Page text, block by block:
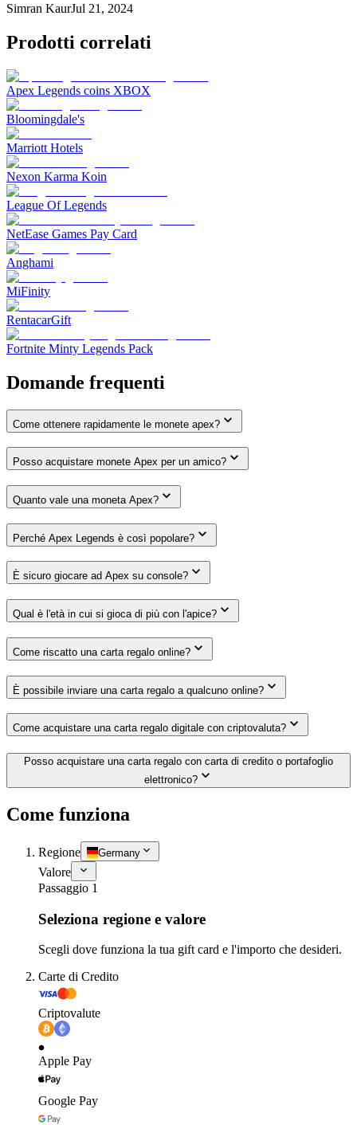
Simran KaurJul 21, 2024
Prodotti correlati
Apex Legends coins XBOX
Bloomingdale's
Marriott Hotels
Nexon Karma Koin
League Of Legends
NetEase Games Pay Card
Anghami
MiFinity
RentacarGift
Fortnite Minty Legends Pack
Domande frequenti
Come ottenere rapidamente le monete apex?
Posso acquistare monete Apex per un amico?
Quanto vale una moneta Apex?
Perché Apex Legends è così popolare?
È sicuro giocare ad Apex su console?
Qual è l'età in cui si gioca di più con l'apice?
Come riscatto una carta regalo online?
È possibile inviare una carta regalo a qualcuno online?
Come acquistare una carta regalo digitale con criptovaluta?
Posso acquistare una carta regalo con carta di credito o portafoglio
elettronico?
Come funziona
Regione Germany
Valore
Passaggio 1
Seleziona regione e valore
Scegli dove funziona la tua gift card e l'importo che desideri.
Carte di Credito
Criptovalute
Apple Pay
Google Pay